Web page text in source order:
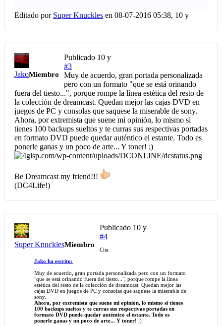
Editado por Super Knuckles en 08-07-2016 05:38, 10 y
JakoMiembro
Publicado 10 y
#3
Muy de acuerdo, gran portada personalizada
pero con un formato "que se está orinando
fuera del tiesto...", porque rompe la línea estètica del resto de
la colección de dreamcast. Quedan mejor las cajas DVD en
juegos de PC y consolas que saquese la miserable de sony.
Ahora, por extremista que suene mi opinión, lo mismo si
tienes 100 backups sueltos y te curras sus respectivas portadas
en formato DVD puede quedar auténtico el estante. Todo es
ponerle ganas y un poco de arte... Y toner! ;)
Be Dreamcast my friend!!!
(DC4Life!)
Super KnucklesMiembro
Publicado 10 y
#4
Cita
Jako ha escrito:
Muy de acuerdo, gran portada personalizada pero con un formato
"que se está orinando fuera del tiesto...", porque rompe la línea
estètica del resto de la colección de dreamcast. Quedan mejor las
cajas DVD en juegos de PC y consolas que saquese la miserable de
sony.
Ahora, por extremista que suene mi opinión, lo mismo si tienes
100 backups sueltos y te curras sus respectivas portadas en
formato DVD puede quedar auténtico el estante. Todo es
ponerle ganas y un poco de arte... Y toner! ;)